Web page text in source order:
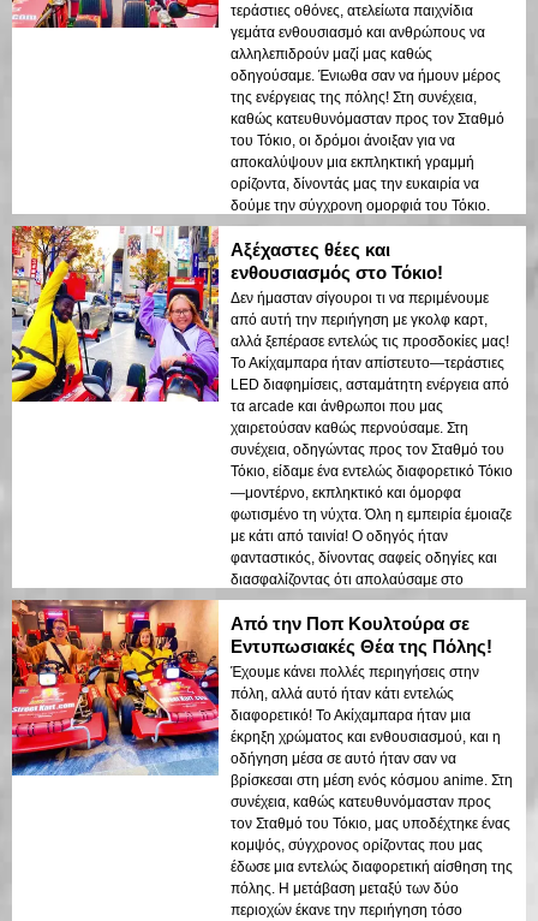
τεράστιες οθόνες, ατελείωτα παιχνίδια
γεμάτα ενθουσιασμό και ανθρώπους να
αλληλεπιδρούν μαζί μας καθώς
οδηγούσαμε. Ένιωθα σαν να ήμουν μέρος
της ενέργειας της πόλης! Στη συνέχεια,
καθώς κατευθυνόμασταν προς τον Σταθμό
του Τόκιο, οι δρόμοι άνοιξαν για να
αποκαλύψουν μια εκπληκτική γραμμή
ορίζοντα, δίνοντάς μας την ευκαιρία να
δούμε την σύγχρονη ομορφιά του Τόκιο.
Ολόκληρη η εμπειρία ήταν διασκεδαστική,
ασφαλής και τέλεια συγχρονισμένη. Ο
οδηγός μας φρόντισε να εκμεταλλευτούμε
στο έπακρο κάθε στιγμή. Θα το κάναμε ξανά
σε δευτερόλεπτα!
Αξέχαστες θέες και
ενθουσιασμός στο Τόκιο!
Δεν ήμασταν σίγουροι τι να περιμένουμε
από αυτή την περιήγηση με γκολφ καρτ,
αλλά ξεπέρασε εντελώς τις προσδοκίες μας!
Το Ακίχαμπαρα ήταν απίστευτο—τεράστιες
LED διαφημίσεις, ασταμάτητη ενέργεια από
τα arcade και άνθρωποι που μας
χαιρετούσαν καθώς περνούσαμε. Στη
συνέχεια, οδηγώντας προς τον Σταθμό του
Τόκιο, είδαμε ένα εντελώς διαφορετικό Τόκιο
—μοντέρνο, εκπληκτικό και όμορφα
φωτισμένο τη νύχτα. Όλη η εμπειρία έμοιαζε
με κάτι από ταινία! Ο οδηγός ήταν
φανταστικός, δίνοντας σαφείς οδηγίες και
διασφαλίζοντας ότι απολαύσαμε στο
έπακρο τη βόλτα. Αν θέλετε να δείτε το Τόκιο
με έναν τρόπο που δεν φανταζόσασταν
ποτέ, αυτή είναι η περιήγηση για εσάς!
Από την Ποπ Κουλτούρα σε
Εντυπωσιακές Θέα της Πόλης!
Έχουμε κάνει πολλές περιηγήσεις στην
πόλη, αλλά αυτό ήταν κάτι εντελώς
διαφορετικό! Το Ακίχαμπαρα ήταν μια
έκρηξη χρώματος και ενθουσιασμού, και η
οδήγηση μέσα σε αυτό ήταν σαν να
βρίσκεσαι στη μέση ενός κόσμου anime. Στη
συνέχεια, καθώς κατευθυνόμασταν προς
τον Σταθμό του Τόκιο, μας υποδέχτηκε ένας
κομψός, σύγχρονος ορίζοντας που μας
έδωσε μια εντελώς διαφορετική αίσθηση της
πόλης. Η μετάβαση μεταξύ των δύο
περιοχών έκανε την περιήγηση τόσο